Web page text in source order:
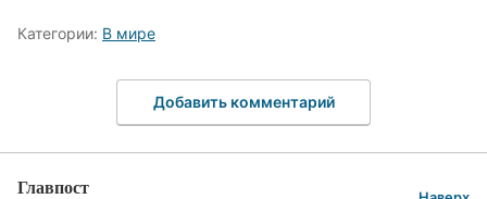
Категории: В мире
Добавить комментарий
Главпост